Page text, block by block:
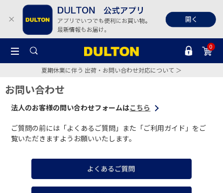
0
夏期休業に伴う 出荷・お問い合わせ対応について ＞
お問い合わせ
法人のお客様の問い合わせフォームはこちら
ご質問の前には「よくあるご質問」また「ご利用ガイド」をご
覧いただきますようお願いいたします。